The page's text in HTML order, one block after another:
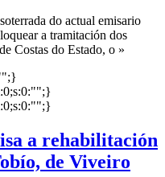
do actual emisario
a tramitación dos
Costas do Estado, o »
a rehabilitación
de Viveiro